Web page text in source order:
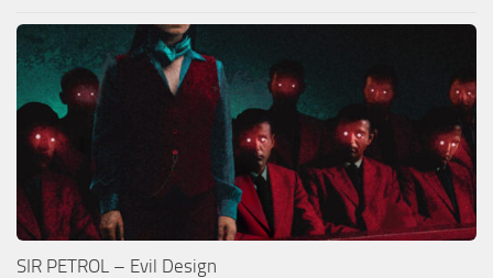
SIR PETROL – Evil Design